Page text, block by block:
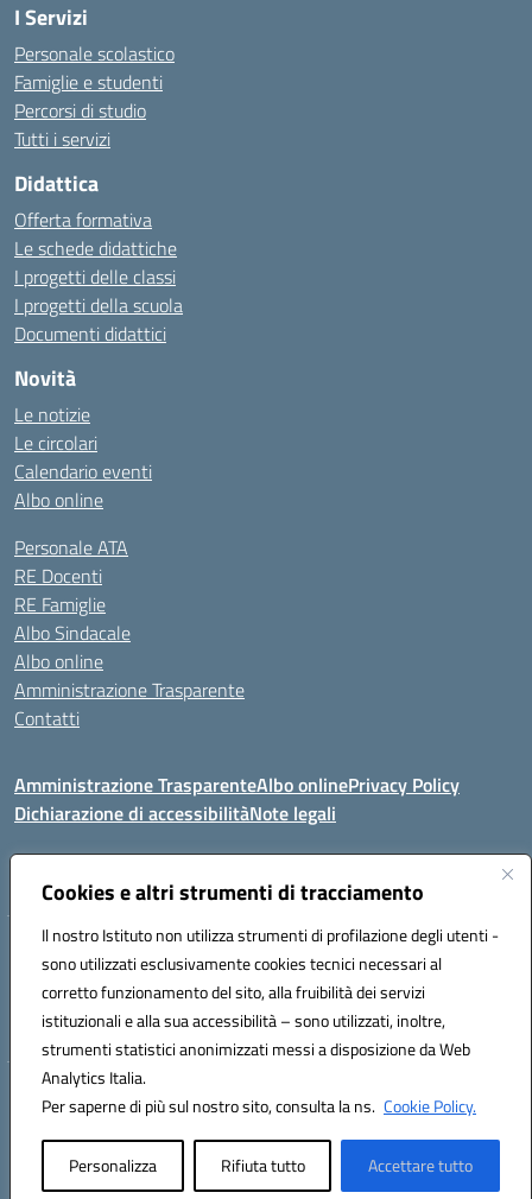
Cookies e altri strumenti di tracciamento
Il nostro Istituto non utilizza strumenti di profilazione degli utenti -
sono utilizzati esclusivamente cookies tecnici necessari al
corretto funzionamento del sito, alla fruibilità dei servizi
istituzionali e alla sua accessibilità – sono utilizzati, inoltre,
strumenti statistici anonimizzati messi a disposizione da Web
Analytics Italia.
Per saperne di più sul nostro sito, consulta la ns. Cookie Policy.
Personalizza Rifiuta tutto Accettare tutto
I Servizi
Personale scolastico
Famiglie e studenti
Percorsi di studio
Tutti i servizi
Didattica
Offerta formativa
Le schede didattiche
I progetti delle classi
I progetti della scuola
Documenti didattici
Novità
Le notizie
Le circolari
Calendario eventi
Albo online
Personale ATA
RE Docenti
RE Famiglie
Albo Sindacale
Albo online
Amministrazione Trasparente
Contatti
Amministrazione TrasparenteAlbo onlinePrivacy Policy
Dichiarazione di accessibilitàNote legali
Codice fiscale: 81000450908 Codice meccanografico: SSIC80600X
Telefono: 079714035 Fax: 079716128
Mail: SSIC80600X@istruzione.it PEC: SSIC80600X@pec.istruzione.it
Hosting & Powered by 3D Solution S.r.l.
Concept & Design by Designers Italia